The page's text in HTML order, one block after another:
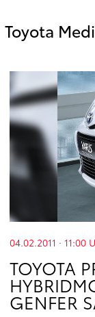
Toyota
04.02.2011 · 11:00
TOYOTA
GENFER